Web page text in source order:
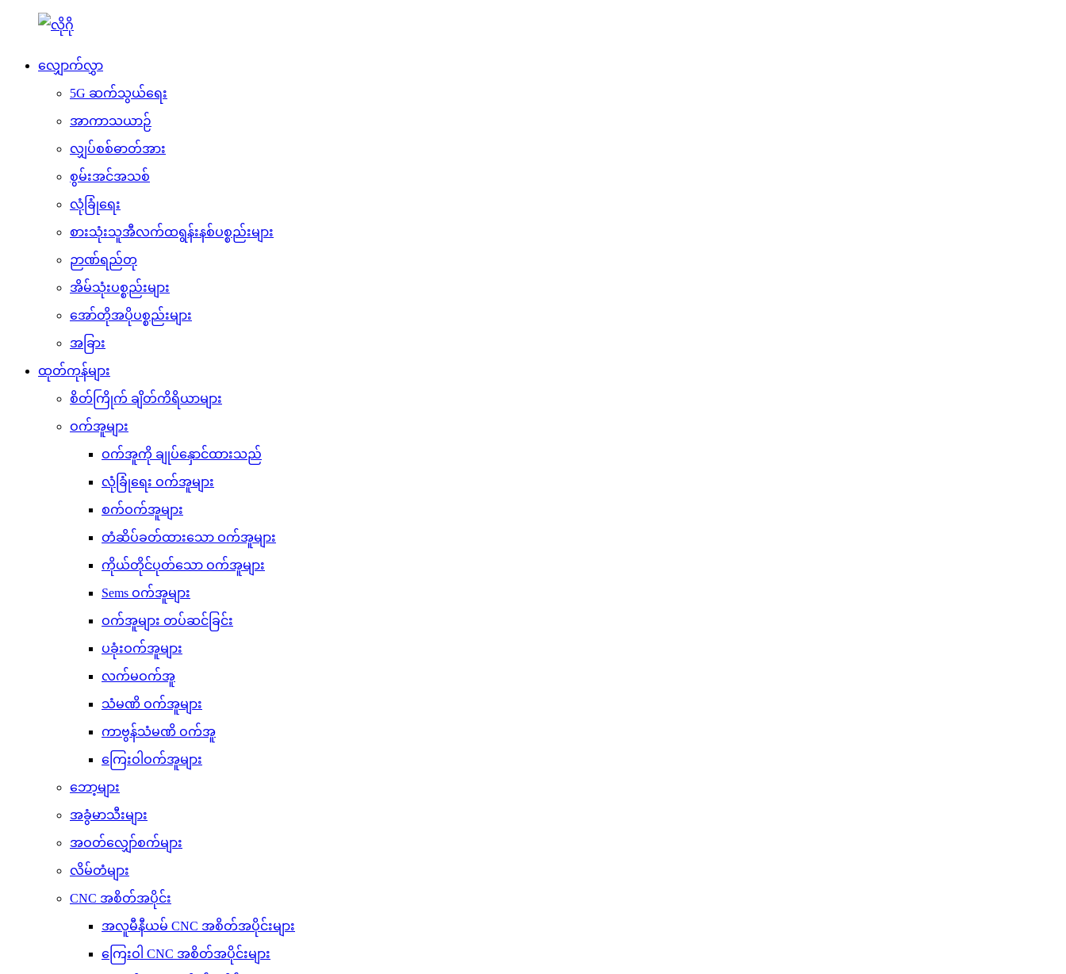
လျှောက်လွှာ
5G ဆက်သွယ်ရေး
အာကာသယာဉ်
လျှပ်စစ်ဓာတ်အား
စွမ်းအင်အသစ်
လုံခြုံရေး
စားသုံးသူအီလက်ထရွန်းနစ်ပစ္စည်းများ
ဉာဏ်ရည်တု
အိမ်သုံးပစ္စည်းများ
အော်တိုအပိုပစ္စည်းများ
အခြား
ထုတ်ကုန်များ
စိတ်ကြိုက် ချိတ်ကိရိယာများ
ဝက်အူများ
ဝက်အူကို ချုပ်နှောင်ထားသည်
လုံခြုံရေး ဝက်အူများ
စက်ဝက်အူများ
တံဆိပ်ခတ်ထားသော ဝက်အူများ
ကိုယ်တိုင်ပုတ်သော ဝက်အူများ
Sems ဝက်အူများ
ဝက်အူများ တပ်ဆင်ခြင်း
ပခုံးဝက်အူများ
လက်မဝက်အူ
သံမဏိ ဝက်အူများ
ကာဗွန်သံမဏိ ဝက်အူ
ကြေးဝါဝက်အူများ
ဘော့များ
အခွံမာသီးများ
အဝတ်လျှော်စက်များ
လိမ်တံများ
CNC အစိတ်အပိုင်း
အလူမီနီယမ် CNC အစိတ်အပိုင်းများ
ကြေးဝါ CNC အစိတ်အပိုင်းများ